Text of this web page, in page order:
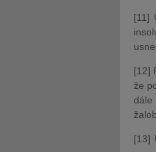
[11]
[12]
že
dále
[13]